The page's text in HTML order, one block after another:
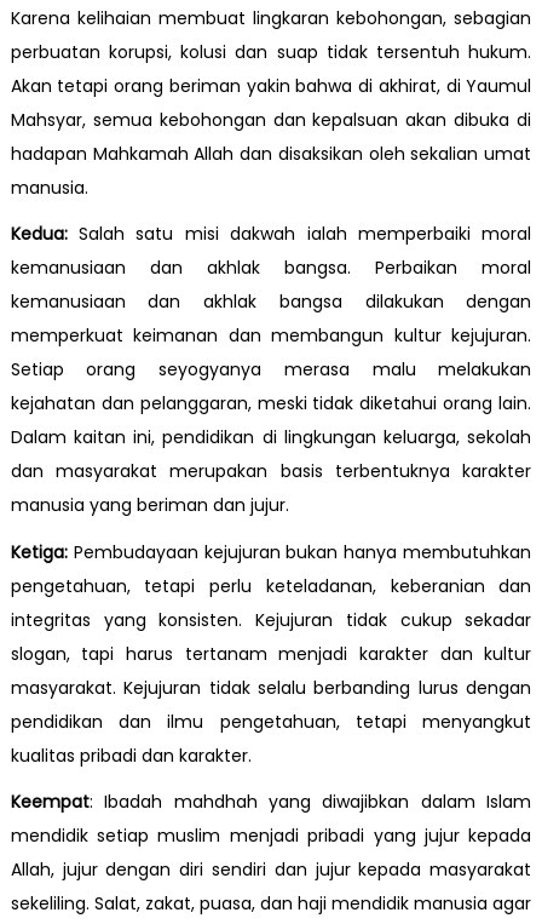
Karena kelihaian membuat lingkaran kebohongan, sebagian
perbuatan korupsi, kolusi dan suap tidak tersentuh hukum.
Akan tetapi orang beriman yakin bahwa di akhirat, di Yaumul
Mahsyar, semua kebohongan dan kepalsuan akan dibuka di
hadapan Mahkamah Allah dan disaksikan oleh sekalian umat
manusia.
Kedua:Salah satu misi dakwah ialah memperbaiki moral
kemanusiaan dan akhlak bangsa. Perbaikan moral
kemanusiaan dan akhlak bangsa dilakukan dengan
memperkuat keimanan dan membangun kultur kejujuran.
Setiap orang seyogyanya merasa malu melakukan
kejahatan dan pelanggaran, meski tidak diketahui orang lain.
Dalam kaitan ini, pendidikan di lingkungan keluarga, sekolah
dan masyarakat merupakan basis terbentuknya karakter
manusia yang beriman dan jujur.
Ketiga:Pembudayaan kejujuran bukan hanya membutuhkan
pengetahuan, tetapi perlu keteladanan, keberanian dan
integritas yang konsisten. Kejujuran tidak cukup sekadar
slogan, tapi harus tertanam menjadi karakter dan kultur
masyarakat. Kejujuran tidak selalu berbanding lurus dengan
pendidikan dan ilmu pengetahuan, tetapi menyangkut
kualitas pribadi dan karakter.
Keempat: Ibadah mahdhah yang diwajibkan dalam Islam
mendidik setiap muslim menjadi pribadi yang jujur kepada
Allah, jujur dengan diri sendiri dan jujur kepada masyarakat
sekeliling. Salat, zakat, puasa, dan haji mendidik manusia agar